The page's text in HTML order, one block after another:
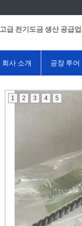
고급 전기도금 생산 공급업
회사 소개 공장 투어
1 2 3 4 5